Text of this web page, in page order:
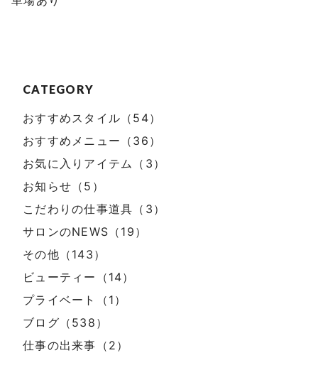
CATEGORY
おすすめスタイル（54）
おすすめメニュー（36）
お気に入りアイテム（3）
お知らせ（5）
こだわりの仕事道具（3）
サロンのNEWS（19）
その他（143）
ビューティー（14）
プライベート（1）
ブログ（538）
仕事の出来事（2）